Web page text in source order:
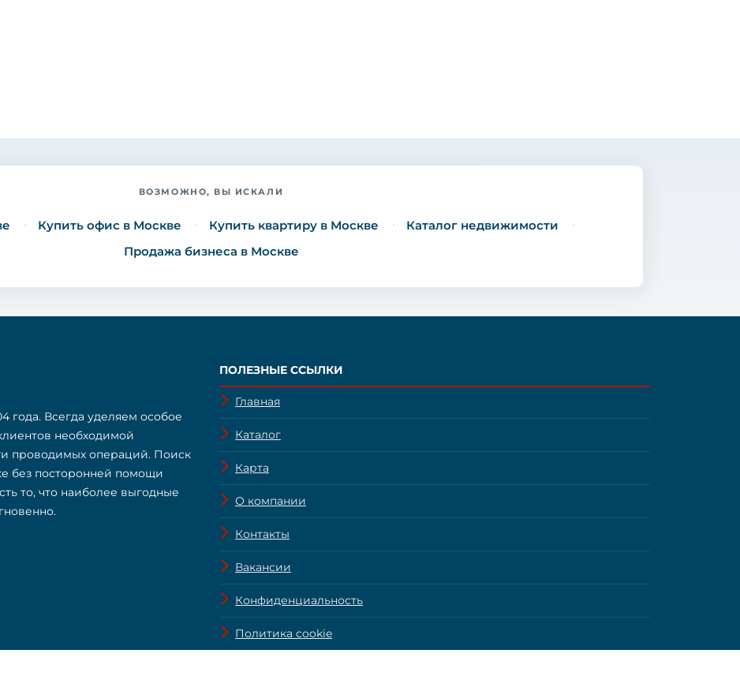
ВОЗМОЖНО, ВЫ ИСКАЛИ
Купить офис в Москве Купить квартиру в Москве
Каталог недвижимости
Продажа бизнеса в Москве
года. Всегда уделяем особое
необходимой
проводимых операций. Поиск
без посторонней помощи
то, что наиболее выгодные
ПОЛЕЗНЫЕ ССЫЛКИ
Главная
Каталог
Карта
О компании
Контакты
Вакансии
Конфиденциальность
Политика cookie